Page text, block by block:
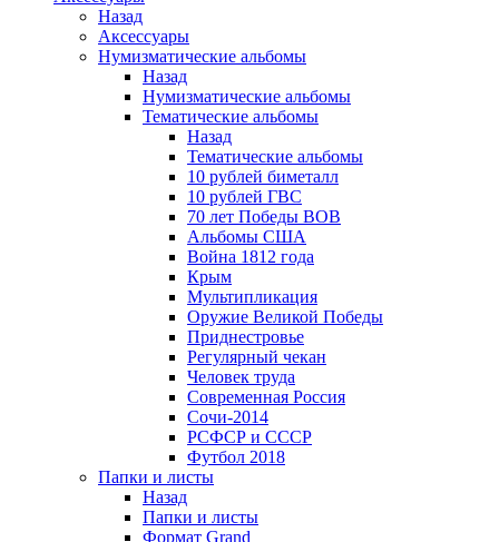
Назад
Аксессуары
Нумизматические альбомы
Назад
Нумизматические альбомы
Тематические альбомы
Назад
Тематические альбомы
10 рублей биметалл
10 рублей ГВС
70 лет Победы ВОВ
Альбомы США
Война 1812 года
Крым
Мультипликация
Оружие Великой Победы
Приднестровье
Регулярный чекан
Человек труда
Современная Россия
Сочи-2014
РСФСР и СССР
Футбол 2018
Папки и листы
Назад
Папки и листы
Формат Grand